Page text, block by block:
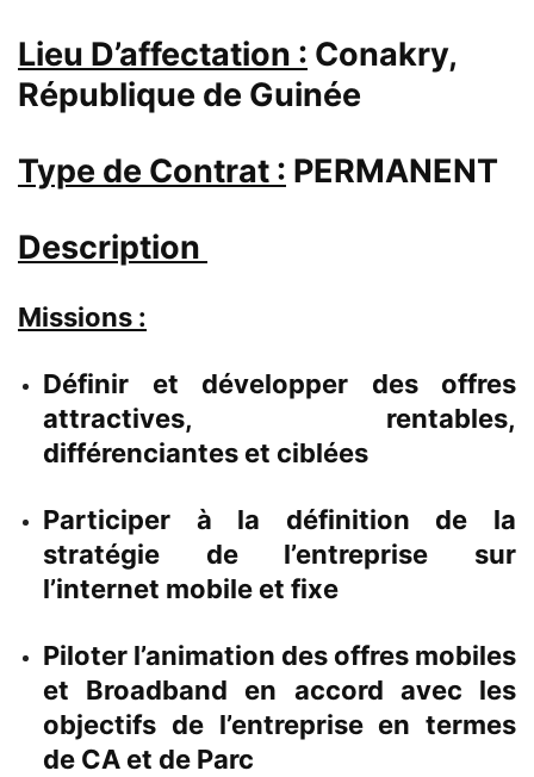
Lieu D’affectation : Conakry,
République de Guinée
Type de Contrat : PERMANENT
Description
Missions :
Définir et développer des offres
attractives, rentables,
différenciantes et ciblées
Participer à la définition de la
stratégie de l’entreprise sur
l’internet mobile et fixe
Piloter l’animation des offres mobiles
et Broadband en accord avec les
objectifs de l’entreprise en termes
de CA et de Parc